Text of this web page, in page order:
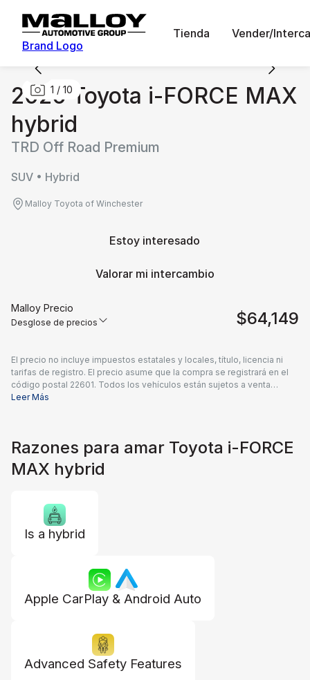
Brand Logo
Tienda Vender/
1 / 10
2026 Toyota i-FORCE MAX
hybrid
TRD Off Road Premium
SUV • Hybrid
Malloy Toyota of Winchester
Estoy interesado
Valorar mi intercambio
Malloy Precio
Desglose de precios $64,149
El precio no incluye impuestos estatales y locales, título, licencia ni
tarifas de registro. El precio asume que la compra se registrará en el
código postal 22601. Todos los vehículos están sujetos a venta
previa. Los precios incluyen una tarifa de documentación del
compatibles con ofertas especiales de financiamiento. Los precios
reales del concesionario pueden variar.
Leer Más
Razones para amar Toyota i-FORCE
MAX hybrid
Is a hybrid
Apple CarPlay & Android Auto
Advanced Safety Features